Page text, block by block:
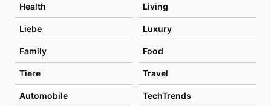
Health Living
Liebe Luxury
Family Food
Tiere Travel
Automobile TechTrends